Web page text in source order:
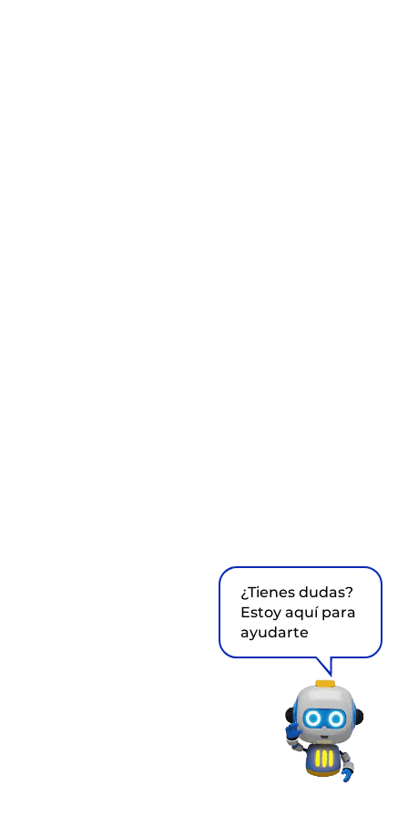
¿Tienes dudas?
Estoy aquí para
ayudarte